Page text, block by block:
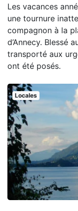
Les vacances
une tournure
compagnon à la
d’Annecy. Blessé
transporté aux
ont été posés.
Locales